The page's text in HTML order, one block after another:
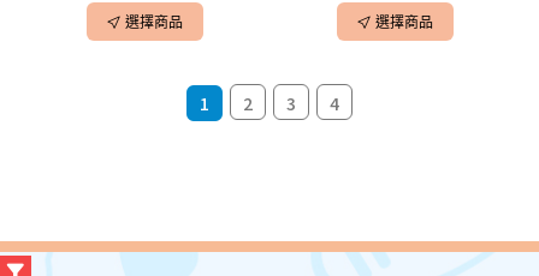
選擇商品 選擇商品
1 2 3 4